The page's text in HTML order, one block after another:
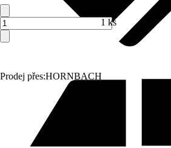
Prodej přes:HORNBACH
1 ks